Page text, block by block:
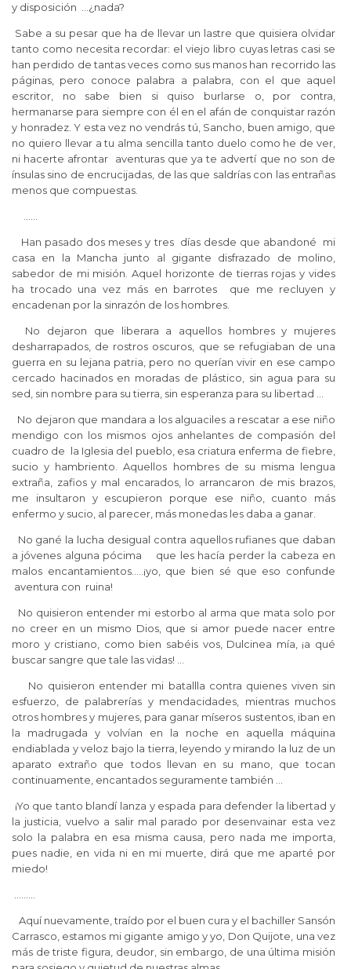
y disposición …¿nada?
Sabe a su pesar que ha de llevar un lastre que quisiera olvidar
tanto como necesita recordar: el viejo libro cuyas letras casi se
han perdido de tantas veces como sus manos han recorrido las
páginas, pero conoce palabra a palabra, con el que aquel
escritor, no sabe bien si quiso burlarse o, por contra,
hermanarse para siempre con él en el afán de conquistar razón
y honradez. Y esta vez no vendrás tú, Sancho, buen amigo, que
no quiero llevar a tu alma sencilla tanto duelo como he de ver,
ni hacerte afrontar aventuras que ya te advertí que no son de
ínsulas sino de encrucijadas, de las que saldrías con las entrañas
menos que compuestas.
Han pasado dos meses y tres días desde que abandoné mi
casa en la Mancha junto al gigante disfrazado de molino,
sabedor de mi misión. Aquel horizonte de tierras rojas y vides
ha trocado una vez más en barrotes que me recluyen y
encadenan por la sinrazón de los hombres.
No dejaron que liberara a aquellos hombres y mujeres
desharrapados, de rostros oscuros, que se refugiaban de una
guerra en su lejana patria, pero no querían vivir en ese campo
cercado hacinados en moradas de plástico, sin agua para su
sed, sin nombre para su tierra, sin esperanza para su libertad …
No dejaron que mandara a los alguaciles a rescatar a ese niño
mendigo con los mismos ojos anhelantes de compasión del
cuadro de la Iglesia del pueblo, esa criatura enferma de fiebre,
sucio y hambriento. Aquellos hombres de su misma lengua
extraña, zafios y mal encarados, lo arrancaron de mis brazos,
me insultaron y escupieron porque ese niño, cuanto más
enfermo y sucio, al parecer, más monedas les daba a ganar.
No gané la lucha desigual contra aquellos rufianes que daban
a jóvenes alguna pócima que les hacía perder la cabeza en
malos encantamientos..…¡yo, que bien sé que eso confunde
aventura con ruina!
No quisieron entender mi estorbo al arma que mata solo por
no creer en un mismo Dios, que si amor puede nacer entre
moro y cristiano, como bien sabéis vos, Dulcinea mía, ¡a qué
buscar sangre que tale las vidas! …
No quisieron entender mi batallla contra quienes viven sin
esfuerzo, de palabrerías y mendacidades, mientras muchos
otros hombres y mujeres, para ganar míseros sustentos, iban en
la madrugada y volvían en la noche en aquella máquina
endiablada y veloz bajo la tierra, leyendo y mirando la luz de un
aparato extraño que todos llevan en su mano, que tocan
continuamente, encantados seguramente también …
¡Yo que tanto blandí lanza y espada para defender la libertad y
la justicia, vuelvo a salir mal parado por desenvainar esta vez
solo la palabra en esa misma causa, pero nada me importa,
pues nadie, en vida ni en mi muerte, dirá que me aparté por
miedo!
Aquí nuevamente, traído por el buen cura y el bachiller Sansón
Carrasco, estamos mi gigante amigo y yo, Don Quijote, una vez
más de triste figura, deudor, sin embargo, de una última misión